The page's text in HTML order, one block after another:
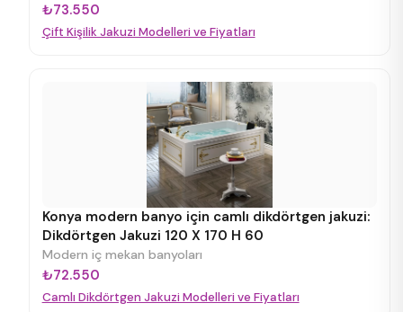
₺73.550
Çift Kişilik Jakuzi Modelleri ve Fiyatları
Konya modern banyo için camlı dikdörtgen jakuzi:
Dikdörtgen Jakuzi 120 X 170 H 60
Modern iç mekan banyoları
₺72.550
Camlı Dikdörtgen Jakuzi Modelleri ve Fiyatları